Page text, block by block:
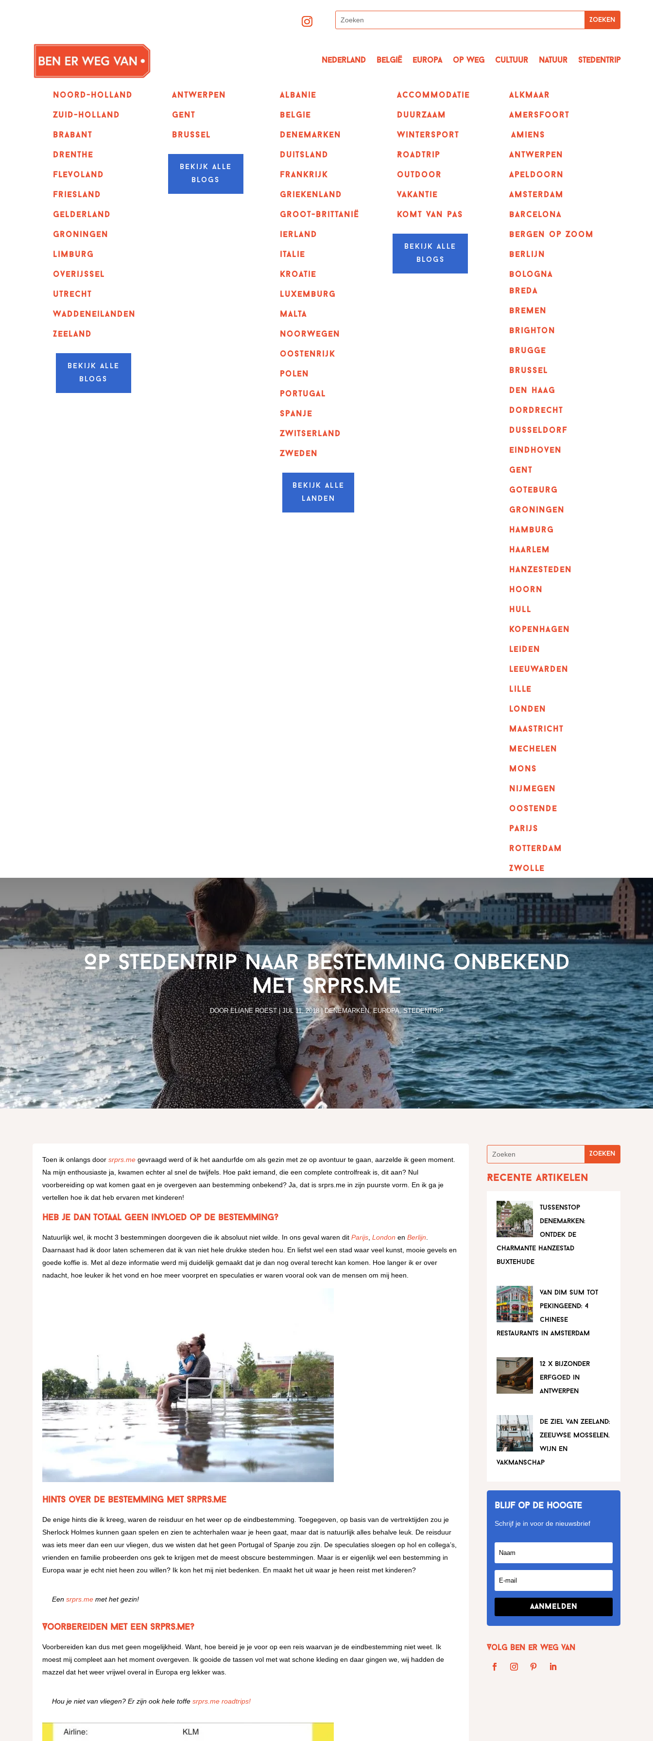
Nederland België Europa op Weg Cultuur Natuur Stedentrip
Noord-holland
zuid-holland
Brabant
Drenthe
Flevoland
Friesland
Gelderland
Groningen
Limburg
overijssel
utrecht
Waddeneilanden
Zeeland
Bekijk alle
blogs
Antwerpen
GENT
Brussel
Bekijk alle
blogs
albanie
belgie
denemarken
duitsland
frankrijk
griekenland
Groot-Brittanië
ierland
italie
kroatie
luxemburg
malta
noorwegen
oostenrijk
polen
portugal
spanje
zwitserland
zweden
Bekijk alle
landen
Accommodatie
Duurzaam
wintersport
Roadtrip
outdoor
vakantie
komt van pas
Bekijk alle
blogs
alkmaar
amersfoort
amiens
Antwerpen
apeldoorn
Amsterdam
barcelona
bergen op zoom
berlijn
bologna
breda
bremen
brighton
brugge
Brussel
Den haag
dordrecht
dusseldorf
eindhoven
GENT
goteburg
groningen
hamburg
haarlem
hanzesteden
hoorn
hull
kopenhagen
leiden
leeuwarden
lille
londen
maastricht
mechelen
mons
nijmegen
oostende
parijs
rotterdam
Zwolle
Op stedentrip naar bestemming onbekend
met Srprs.me
DOORELIANE ROEST|JUL 11, 2018| DENEMARKEN, EUROPA,STEDENTRIP
Toen ik onlangs doorsrprs.me gevraagd werd of ik het aandurfde om als gezin met ze op avontuur te gaan, aarzelde ik geen moment.
Na mijn enthousiaste ja, kwamen echter al snel de twijfels. Hoe pakt iemand, die een complete controlfreak is, dit aan? Nul
voorbereiding op wat komen gaat en je overgeven aan bestemming onbekend? Ja, dat is srprs.me in zijn puurste vorm. En ik ga je
vertellen hoe ik dat heb ervaren met kinderen!
Heb je dan totaal geen invloed op de bestemming?
Natuurlijk wel, ik mocht 3 bestemmingen doorgeven die ik absoluut niet wilde. In ons geval waren ditParijs ,London enBerlijn
Daarnaast had ik door laten schemeren dat ik van niet hele drukke steden hou. En liefst wel een stad waar veel kunst, mooie gevels en
goede koffie is. Met al deze informatie werd mij duidelijk gemaakt dat je dan nog overal terecht kan komen. Hoe langer ik er over
nadacht, hoe leuker ik het vond en hoe meer voorpret en speculaties er waren vooral ook van de mensen om mij heen.
Hints over de bestemming met srprs.me
De enige hints die ik kreeg, waren de reisduur en het weer op de eindbestemming. Toegegeven, op basis van de vertrektijden zou je
Sherlock Holmes kunnen gaan spelen en zien te achterhalen waar je heen gaat, maar dat is natuurlijk alles behalve leuk. De reisduur
was iets meer dan een uur vliegen, dus we wisten dat het geen Portugal of Spanje zou zijn. De speculaties sloegen op hol en collega’s,
vrienden en familie probeerden ons gek te krijgen met de meest obscure bestemmingen. Maar is er eigenlijk wel een bestemming in
Europa waar je echt niet heen zou willen? Ik kon het mij niet bedenken. En maakt het uit waar je heen reist met kinderen?
Eensrprs.me met het gezin!
Voorbereiden met een srprs.me?
Voorbereiden kan dus met geen mogelijkheid. Want, hoe bereid je je voor op een reis waarvan je de eindbestemming niet weet. Ik
moest mij compleet aan het moment overgeven. Ik gooide de tassen vol met wat schone kleding en daar gingen we, wij hadden de
mazzel dat het weer vrijwel overal in Europa erg lekker was.
Hou je niet van vliegen? Er zijn ook hele toffesrprs.me roadtrips!
Recente artikelen
tussenstop
denemarken:
ontdek de
charmante hanzestad
buxtehude
van dim sum tot
pekingeend: 4
chinese
restaurants in amsterdam
12 x bijzonder
erfgoed in
antwerpen
de ziel van zeeland:
zeeuwse mosselen,
wijn en
vakmanschap
Blijf op de hoogte
Schrijf je in voor de nieuwsbrief
Aanmelden
Volg Ben er weg van